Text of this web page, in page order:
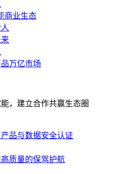
商业生态
万亿市场
，建立合作共赢生态圈
品与数据安全认证
质量的保驾护航